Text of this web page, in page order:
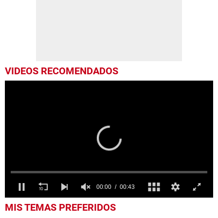
VIDEOS RECOMENDADOS
seconds
MIS TEMAS PREFERIDOS